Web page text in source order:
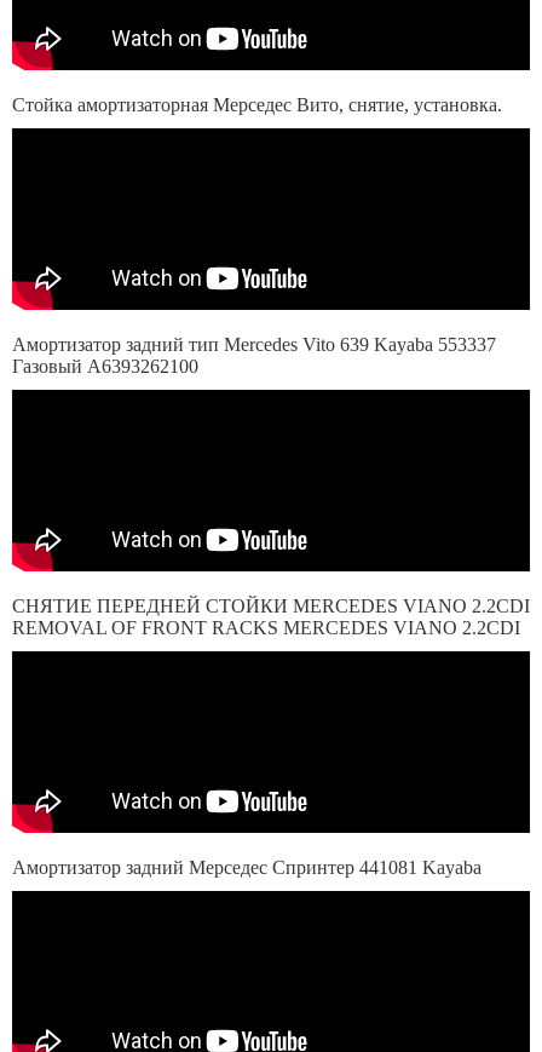
Стойка амортизаторная Мерседес Вито, снятие, установка.
Амортизатор задний тип Mercedes Vito 639 Kayaba 553337
Газовый A6393262100
СНЯТИЕ ПЕРЕДНЕЙ СТОЙКИ MERCEDES VIANO 2.2CDI
REMOVAL OF FRONT RACKS MERCEDES VIANO 2.2CDI
Амортизатор задний Мерседес Спринтер 441081 Kayaba